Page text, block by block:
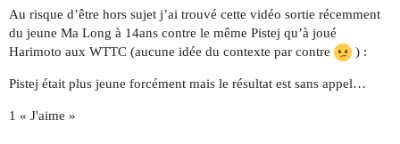
Au risque d’être hors sujet j’ai trouvé cette vidéo sortie récemment
du jeune Ma Long à 14ans contre le même Pistej qu’à joué
Harimoto aux WTTC (aucune idée du contexte par contre
) :
Pistej était plus jeune forcément mais le résultat est sans appel…
1 « J'aime »